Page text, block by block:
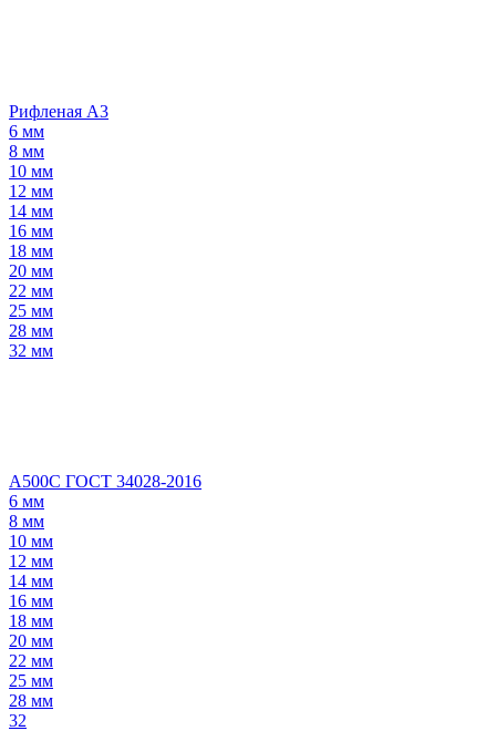
Рифленая А3
6 мм
8 мм
10 мм
12 мм
14 мм
16 мм
18 мм
20 мм
22 мм
25 мм
28 мм
32 мм
А500С ГОСТ 34028-2016
6 мм
8 мм
10 мм
12 мм
14 мм
16 мм
18 мм
20 мм
22 мм
25 мм
28 мм
32